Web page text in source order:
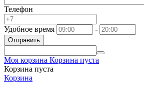
Телефон
Удобное время -
Отправить
Моя корзина Корзина пуста
Корзина пуста
Корзина